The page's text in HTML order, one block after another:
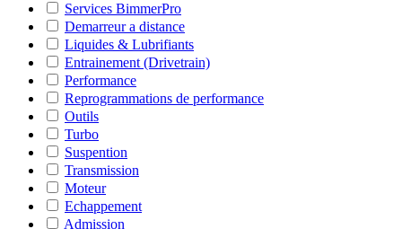
Services BimmerPro
Demarreur a distance
Liquides & Lubrifiants
Entrainement (Drivetrain)
Performance
Reprogrammations de performance
Outils
Turbo
Suspention
Transmission
Moteur
Echappement
Admission